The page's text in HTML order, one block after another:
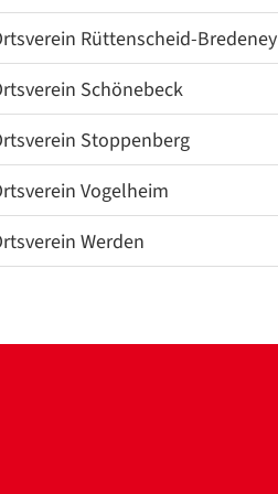
Rüttenscheid-Bredeney
Schönebeck
Stoppenberg
Vogelheim
Werden